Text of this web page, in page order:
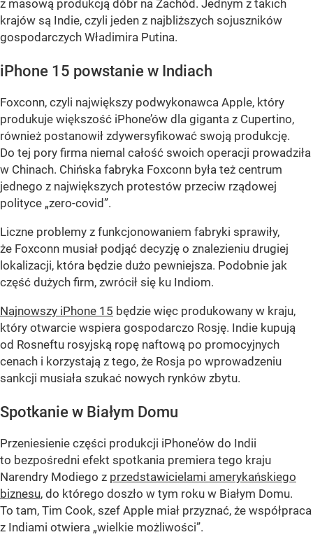
z masową produkcją dóbr na Zachód. Jednym z takich
krajów są Indie, czyli jeden z najbliższych sojuszników
gospodarczych Władimira Putina.
iPhone 15 powstanie w Indiach
Foxconn, czyli największy podwykonawca Apple, który
produkuje większość iPhone’ów dla giganta z Cupertino,
również postanowił zdywersyfikować swoją produkcję.
Do tej pory firma niemal całość swoich operacji prowadziła
w Chinach. Chińska fabryka Foxconn była też centrum
jednego z największych protestów przeciw rządowej
polityce „zero-covid”.
Liczne problemy z funkcjonowaniem fabryki sprawiły,
że Foxconn musiał podjąć decyzję o znalezieniu drugiej
lokalizacji, która będzie dużo pewniejsza. Podobnie jak
część dużych firm, zwrócił się ku Indiom.
Najnowszy iPhone 15 będzie więc produkowany w kraju,
który otwarcie wspiera gospodarczo Rosję. Indie kupują
od Rosneftu rosyjską ropę naftową po promocyjnych
cenach i korzystają z tego, że Rosja po wprowadzeniu
sankcji musiała szukać nowych rynków zbytu.
Spotkanie w Białym Domu
Przeniesienie części produkcji iPhone’ów do Indii
to bezpośredni efekt spotkania premiera tego kraju
Narendry Modiego z przedstawicielami amerykańskiego
biznesu, do którego doszło w tym roku w Białym Domu.
To tam, Tim Cook, szef Apple miał przyznać, że współpraca
z Indiami otwiera „wielkie możliwości”.